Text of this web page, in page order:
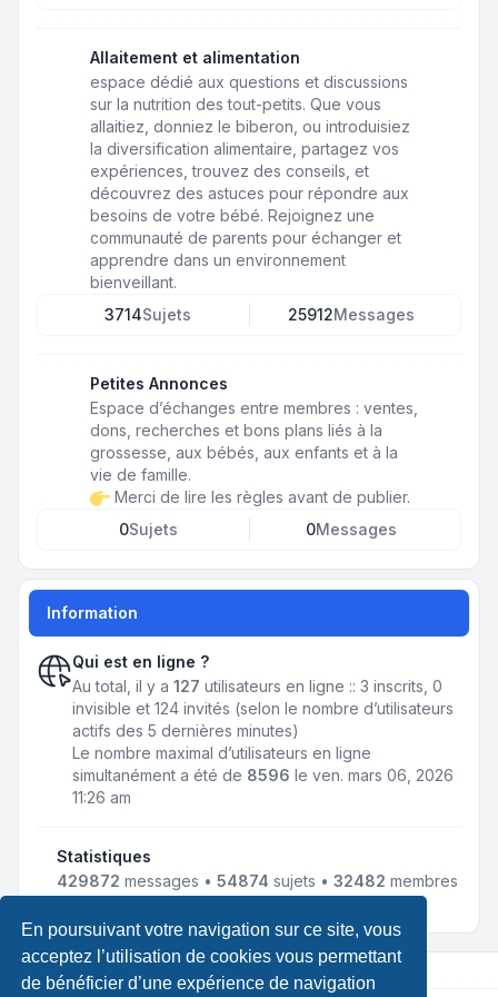
En poursuivant votre navigation sur ce site, vous
acceptez l’utilisation de cookies vous permettant
de bénéficier d’une expérience de navigation
Allaitement et alimentation
espace dédié aux questions et discussions
sur la nutrition des tout-petits. Que vous
allaitiez, donniez le biberon, ou introduisiez
la diversification alimentaire, partagez vos
expériences, trouvez des conseils, et
découvrez des astuces pour répondre aux
besoins de votre bébé. Rejoignez une
communauté de parents pour échanger et
apprendre dans un environnement
bienveillant.
3714Sujets 25912Messages
Petites Annonces
Espace d’échanges entre membres : ventes,
dons, recherches et bons plans liés à la
grossesse, aux bébés, aux enfants et à la
vie de famille.
Merci de lire les règles avant de publier.
0Sujets 0Messages
Information
Qui est en ligne ?
Au total, il y a 127 utilisateurs en ligne :: 3 inscrits, 0
invisible et 124 invités (selon le nombre d’utilisateurs
actifs des 5 dernières minutes)
Le nombre maximal d’utilisateurs en ligne
simultanément a été de 8596 le ven. mars 06, 2026
11:26 am
Statistiques
429872 messages • 54874 sujets • 32482 membres